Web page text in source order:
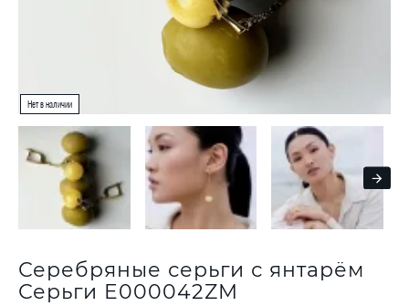
Серебряные серьги с янтарём
Серьги E000042ZM